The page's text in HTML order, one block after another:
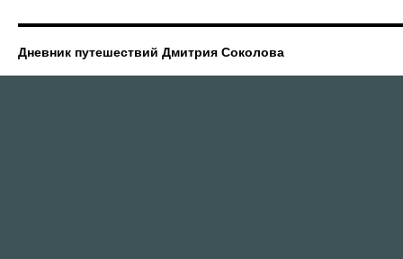
Дневник путешествий Дмитрия Соколова